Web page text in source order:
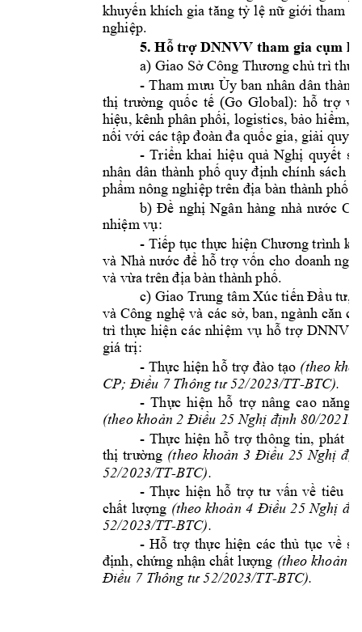
khuyến khích gia tăng tỷ lệ nữ giới tham
nghiệp.
5. Hỗ trợ DNNVV tham gia cụm
a) Giao Sở Công Thương chủ trì
- Tham mưu Ủy ban nhân dân thành
thị trường quốc tế (Go Global): hỗ trợ
hiệu, kênh phân phối, logistics, bảo hiểm,
nối với các tập đoàn đa quốc gia, giải
- Triển khai hiệu quả Nghị quyết
nhân dân thành phố quy định chính sách
phẩm nông nghiệp trên địa bàn thành phố
b) Đề nghị Ngân hàng nhà nước
nhiệm vụ:
- Tiếp tục thực hiện Chương trình
và Nhà nước để hỗ trợ vốn cho doanh
và vừa trên địa bàn thành phố.
c) Giao Trung tâm Xúc tiến Đầu tư,
và Công nghệ và các sở, ban, ngành căn
trì thực hiện các nhiệm vụ hỗ trợ
giá trị:
- Thực hiện hỗ trợ đào tạo (theo
CP; Điều 7 Thông tư 52/2023/TT-BTC).
- Thực hiện hỗ trợ nâng cao năng
(theo khoản 2 Điều 25 Nghị định 80/2021/
- Thực hiện hỗ trợ thông tin, phát
thị trường (theo khoản 3 Điều 25 Nghị
52/2023/TT-BTC).
- Thực hiện hỗ trợ tư vấn về tiêu
chất lượng (theo khoản 4 Điều 25 Nghị
52/2023/TT-BTC).
- Hỗ trợ thực hiện các thủ tục về
định, chứng nhận chất lượng (theo khoản
Điều 7 Thông tư 52/2023/TT-BTC).